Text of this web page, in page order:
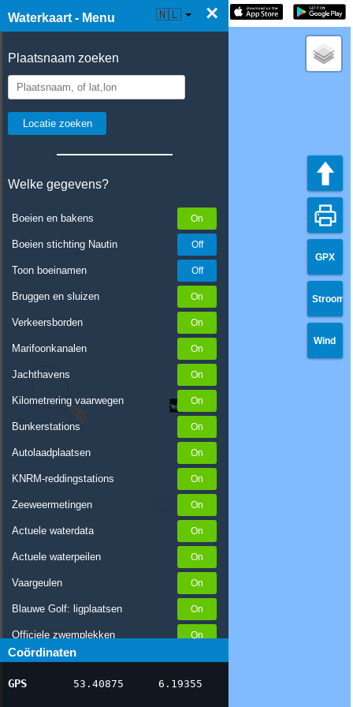
Waterkaart - Menu ×
Plaatsnaam zoeken
Welke gegevens?
Boeien en bakens
Boeien stichting Nautin
Toon boeinamen
Bruggen en sluizen
Verkeersborden
Marifoonkanalen
Jachthavens
Kilometrering vaarwegen
Bunkerstations
Autolaadplaatsen
KNRM-reddingstations
Zeeweermetingen
Actuele waterdata
Actuele waterpeilen
Vaargeulen
Blauwe Golf: ligplaatsen
Officiele zwemplekken
Stremmingen/hinder
AIS scheepsposities
Coördinaten
GPS 53.40875 6.19355
☰ Waterkaart Live 🇳🇱
GPX
Stroom
Wind